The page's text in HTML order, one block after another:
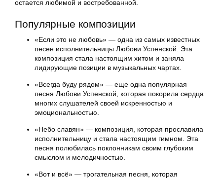
остается любимой и востребованной.
Популярные композиции
«Если это не любовь» — одна из самых известных
песен исполнительницы Любови Успенской. Эта
композиция стала настоящим хитом и заняла
лидирующие позиции в музыкальных чартах.
«Всегда буду рядом» — еще одна популярная
песня Любови Успенской, которая покорила сердца
многих слушателей своей искренностью и
эмоциональностью.
«Небо славян» — композиция, которая прославила
исполнительницу и стала настоящим гимном. Эта
песня полюбилась поклонникам своим глубоким
смыслом и мелодичностью.
«Вот и всё» — трогательная песня, которая